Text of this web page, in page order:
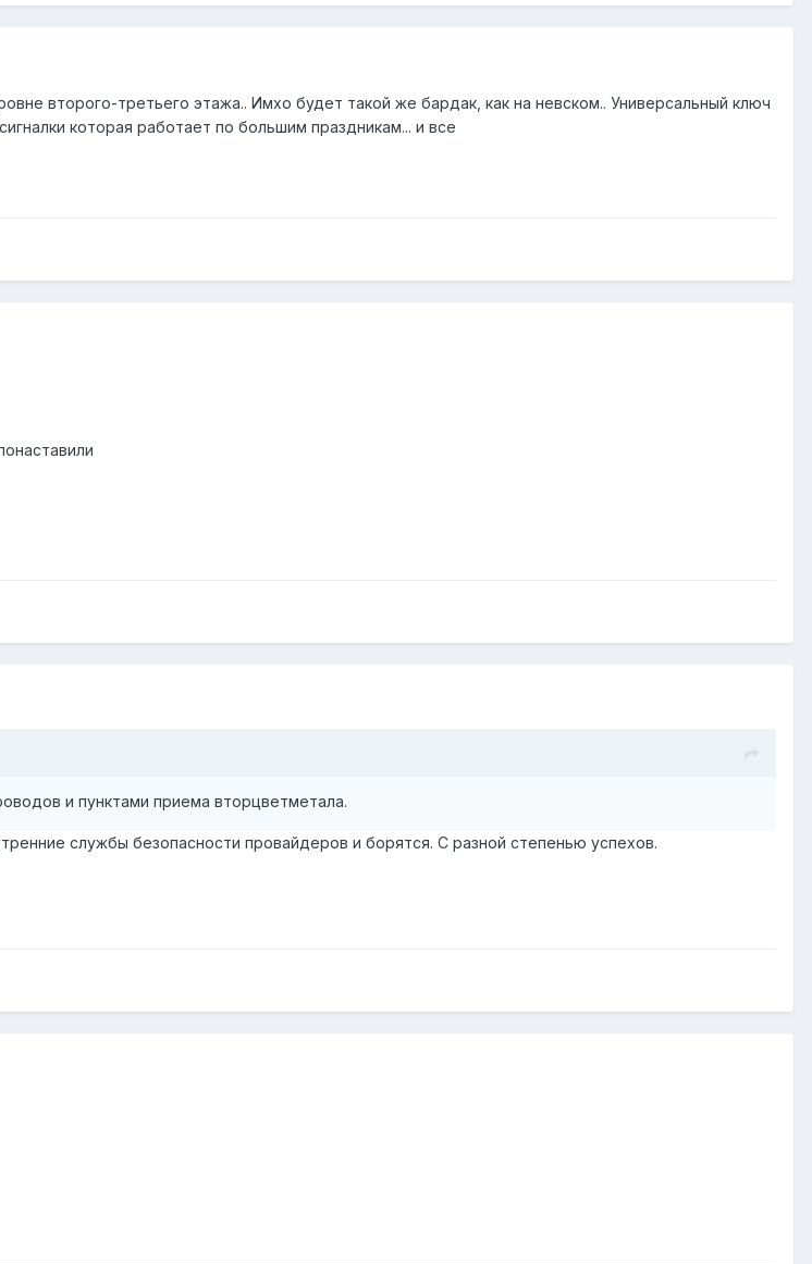
второго-третьего этажа.. Имхо будет такой же бардак, как на невском.. Универсальный ключ
которая работает по большим праздникам... и все
и пунктами приема вторцветметала.
службы безопасности провайдеров и борятся. С разной степенью успехов.